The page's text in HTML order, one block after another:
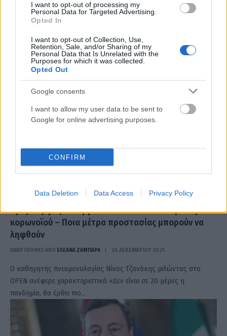
I want to opt-out of processing my
Personal Data for Targeted Advertising.
Opted In
I want to opt-out of Collection, Use,
Retention, Sale, and/or Sharing of my
Personal Data that Is Unrelated with the
Purposes for which it was collected.
Opted Out
Google consents
I want to allow my user data to be sent to
Google for online advertising purposes.
CONFIRM
Data Deletion Data Access Privacy Policy
ΑΝΑΡΤΗΘΗΚΕ ΑΠΟΕΛΕΑΝΑ ΖΑΜΠΑΡΑ
προκαλεί ένα σπάνιο σύμπτωμα.
Πρόβλεψη Τζανάκη για πάνω από 20.000 κρούσματα
κορωνοϊού – Ποια μέτρα προστασίας μπορούν να
ληφθούν
ΑΝΑΡΤΗΘΗΚΕ ΑΠΟ ΕΛΕΑΝΑ ΖΑΜΠΑΡΑ 26 ΔΕΚΕΜΒΡΊΟΥ 2021
Ο καθηγητής πνευμονολογίας Νίκος Τζανάκης μιλώντας στο
OPEN ανέφερε χαρακτηριστικά «Δεν είναι σε 20 μέρες η
πανδημία, θα έρθει πιο…